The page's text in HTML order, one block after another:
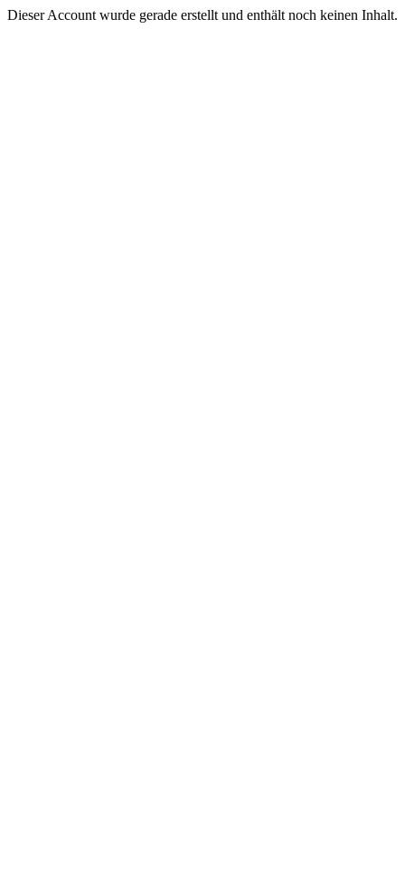
Dieser Account wurde gerade erstellt und enthält noch keinen Inhalt.